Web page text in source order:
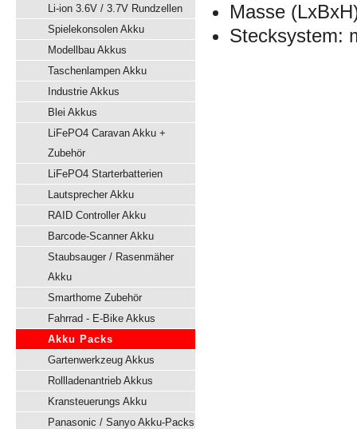
Li-ion 3.6V / 3.7V Rundzellen
Spielekonsolen Akku
Modellbau Akkus
Taschenlampen Akku
Industrie Akkus
Blei Akkus
LiFePO4 Caravan Akku +
Zubehör
LiFePO4 Starterbatterien
Lautsprecher Akku
RAID Controller Akku
Barcode-Scanner Akku
Staubsauger / Rasenmäher
Akku
Smarthome Zubehör
Fahrrad - E-Bike Akkus
Akku Packs
Gartenwerkzeug Akkus
Rollladenantrieb Akkus
Kransteuerungs Akku
Panasonic / Sanyo Akku-Packs
Masse
Stecksystem: